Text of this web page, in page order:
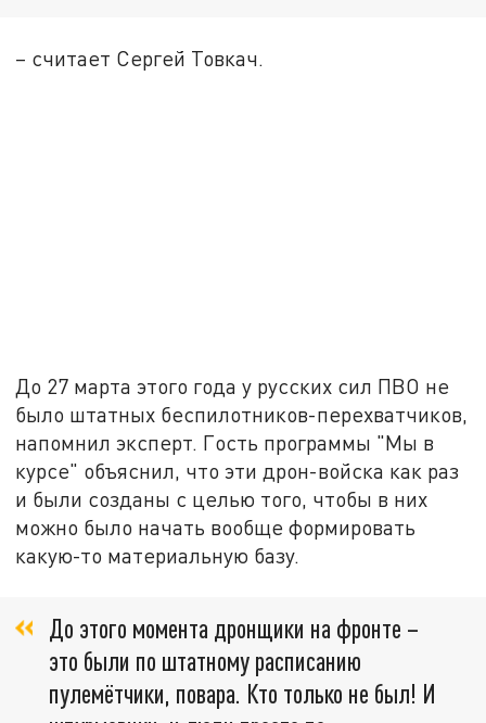
– считает Сергей Товкач.
До 27 марта этого года у русских сил ПВО не
было штатных беспилотников-перехватчиков,
напомнил эксперт. Гость программы "Мы в
курсе" объяснил, что эти дрон-войска как раз
и были созданы с целью того, чтобы в них
можно было начать вообще формировать
какую-то материальную базу.
До этого момента дронщики на фронте –
это были по штатному расписанию
пулемётчики, повара. Кто только не был! И